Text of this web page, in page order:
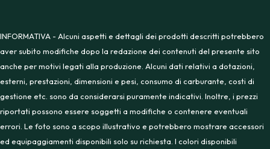
INFORMATIVA - Alcuni aspetti e dettagli dei prodotti descritti potrebbero
aver subito modifiche dopo la redazione dei contenuti del presente sito
anche per motivi legati alla produzione. Alcuni dati relativi a dotazioni,
esterni, prestazioni, dimensioni e pesi, consumo di carburante, costi di
gestione etc. sono da considerarsi puramente indicativi. Inoltre, i prezzi
riportati possono essere soggetti a modifiche o contenere eventuali
errori. Le foto sono a scopo illustrativo e potrebbero mostrare accessori
ed equipaggiamenti disponibili solo su richiesta. I colori disponibili